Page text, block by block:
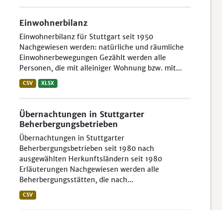
Einwohnerbilanz
Einwohnerbilanz für Stuttgart seit 1950
Nachgewiesen werden: natürliche und räumliche
Einwohnerbewegungen Gezählt werden alle
Personen, die mit alleiniger Wohnung bzw. mit...
CSV XLSX
Übernachtungen in Stuttgarter
Beherbergungsbetrieben
Übernachtungen in Stuttgarter
Beherbergungsbetrieben seit 1980 nach
ausgewählten Herkunftsländern seit 1980
Erläuterungen Nachgewiesen werden alle
Beherbergungsstätten, die nach...
CSV